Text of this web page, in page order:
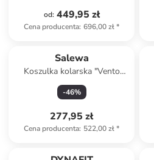
od: 449,95 zł
Cena producenta: 696,00 zł*
Salewa
Koszulka kolarska "Vento
Merino" w kolorze khaki
-46%
277,95 zł
Cena producenta: 522,00 zł*